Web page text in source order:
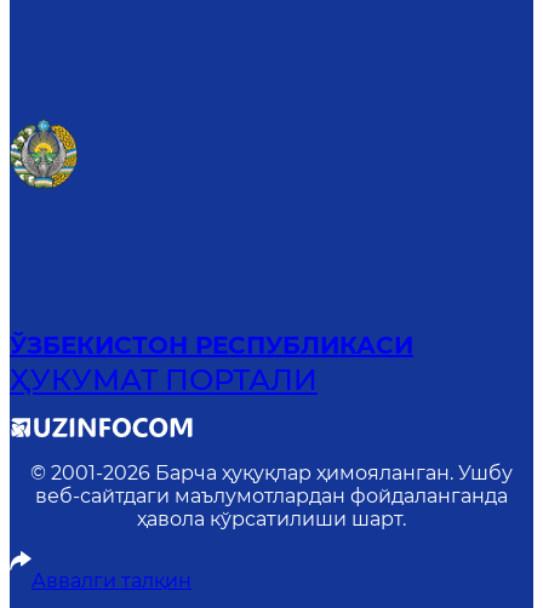
ЎЗБЕКИСТОН РЕСПУБЛИКАСИ
ҲУКУМАТ ПОРТАЛИ
© 2001-2026 Барча ҳуқуқлар ҳимояланган. Ушбу
веб-сайтдаги маълумотлардан фойдаланганда
ҳавола кўрсатилиши шарт.
Аввалги талқин